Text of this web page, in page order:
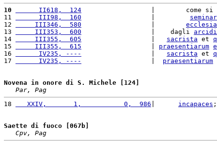
10
      II618,  124
|        come
11
      III98,  160
12
     III346,  580
13
     III353,  600
                  |    dagli
14
     III355,  605
sacrista et
15
     III355,  615
praesentiarum
16
      IV235, ----
sacrista et
17
      IV235, ----
praesentiarum
Novena in onore di S. Michele [124]
Par, Pag
18
   XXIV,       1,           0,  986
incapaces
Saette di fuoco [067b]
Cpv, Pag